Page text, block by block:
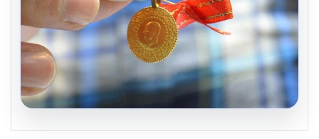
05.08.2026